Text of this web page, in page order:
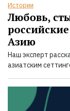
Истории
Любовь,
Азию
Наш эксперт
азиатским